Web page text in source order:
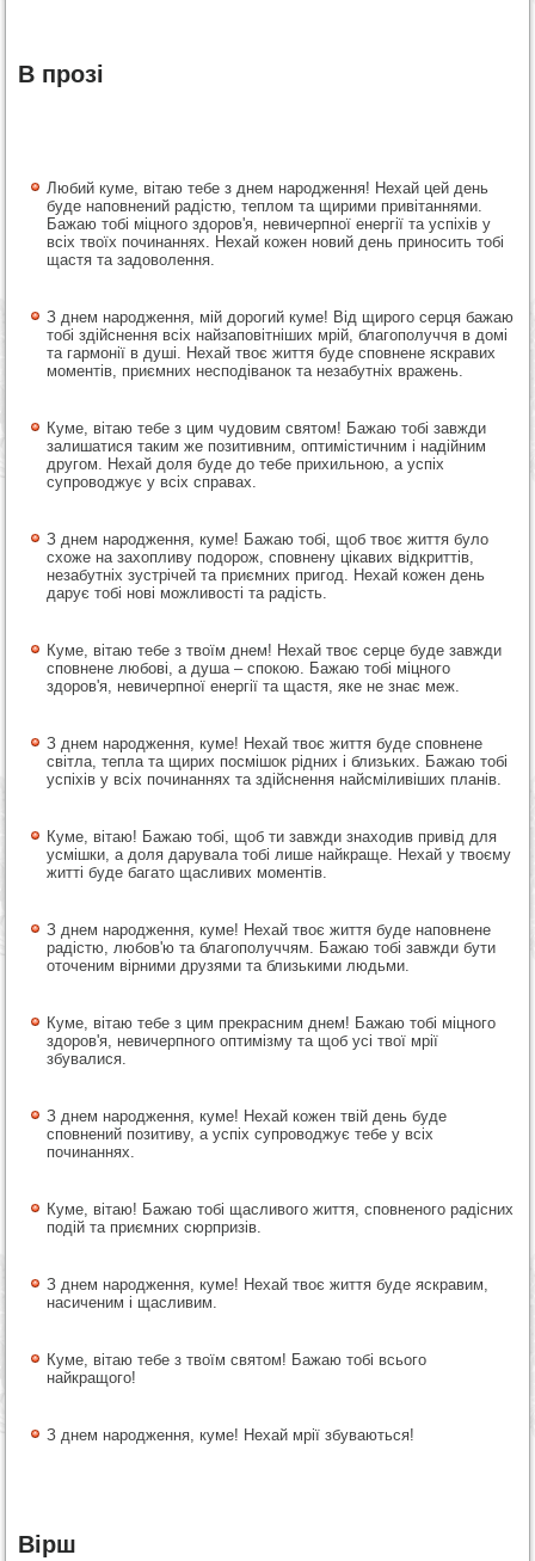
В прозі
Любий куме, вітаю тебе з днем народження! Нехай цей день
буде наповнений радістю, теплом та щирими привітаннями.
Бажаю тобі міцного здоров'я, невичерпної енергії та успіхів у
всіх твоїх починаннях. Нехай кожен новий день приносить тобі
щастя та задоволення.
З днем народження, мій дорогий куме! Від щирого серця бажаю
тобі здійснення всіх найзаповітніших мрій, благополуччя в домі
та гармонії в душі. Нехай твоє життя буде сповнене яскравих
моментів, приємних несподіванок та незабутніх вражень.
Куме, вітаю тебе з цим чудовим святом! Бажаю тобі завжди
залишатися таким же позитивним, оптимістичним і надійним
другом. Нехай доля буде до тебе прихильною, а успіх
супроводжує у всіх справах.
З днем народження, куме! Бажаю тобі, щоб твоє життя було
схоже на захопливу подорож, сповнену цікавих відкриттів,
незабутніх зустрічей та приємних пригод. Нехай кожен день
дарує тобі нові можливості та радість.
Куме, вітаю тебе з твоїм днем! Нехай твоє серце буде завжди
сповнене любові, а душа – спокою. Бажаю тобі міцного
здоров'я, невичерпної енергії та щастя, яке не знає меж.
З днем народження, куме! Нехай твоє життя буде сповнене
світла, тепла та щирих посмішок рідних і близьких. Бажаю тобі
успіхів у всіх починаннях та здійснення найсміливіших планів.
Куме, вітаю! Бажаю тобі, щоб ти завжди знаходив привід для
усмішки, а доля дарувала тобі лише найкраще. Нехай у твоєму
житті буде багато щасливих моментів.
З днем народження, куме! Нехай твоє життя буде наповнене
радістю, любов'ю та благополуччям. Бажаю тобі завжди бути
оточеним вірними друзями та близькими людьми.
Куме, вітаю тебе з цим прекрасним днем! Бажаю тобі міцного
здоров'я, невичерпного оптимізму та щоб усі твої мрії
збувалися.
З днем народження, куме! Нехай кожен твій день буде
сповнений позитиву, а успіх супроводжує тебе у всіх
починаннях.
Куме, вітаю! Бажаю тобі щасливого життя, сповненого радісних
подій та приємних сюрпризів.
З днем народження, куме! Нехай твоє життя буде яскравим,
насиченим і щасливим.
Куме, вітаю тебе з твоїм святом! Бажаю тобі всього
найкращого!
З днем народження, куме! Нехай мрії збуваються!
Вірш